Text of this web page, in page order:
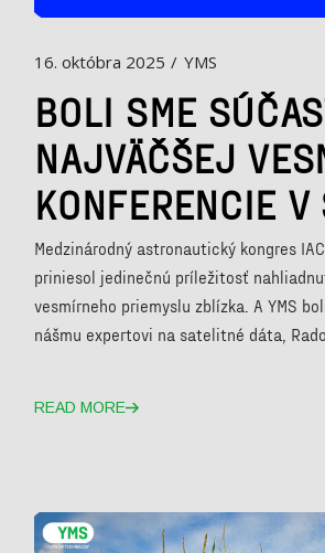
16. októbra 2025 YMS
BOLI SME
NAJVÄČŠEJ
KONFERENCIE V
Medzinárodný astronautický kongres
priniesol jedinečnú príležitosť
vesmírneho priemyslu zblízka. A YMS
nášmu expertovi na satelitné dáta,
READ MORE